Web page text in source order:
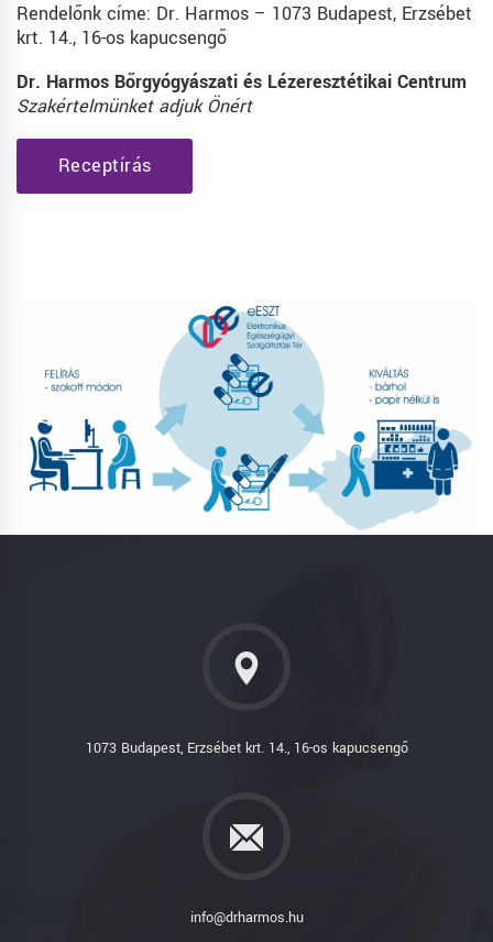
Rendelőnk címe: Dr. Harmos – 1073 Budapest, Erzsébet
krt. 14., 16-os kapucsengő
Dr. Harmos Bőrgyógyászati és Lézeresztétikai Centrum
Szakértelmünket adjuk Önért
Receptírás
1073 Budapest, Erzsébet krt. 14., 16-os kapucsengő
info@drharmos.hu